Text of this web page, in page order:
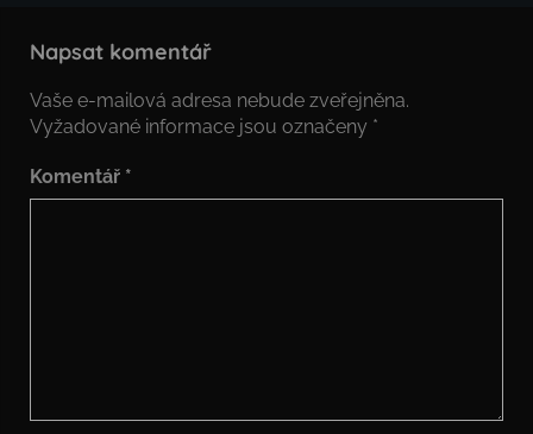
Napsat komentář
Vaše e-mailová adresa nebude zveřejněna.
Vyžadované informace jsou označeny *
Komentář *